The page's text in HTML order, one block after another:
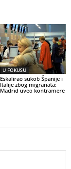
U FOKUSU
Eskalirao sukob Španije i
Italije zbog migranata:
Madrid uveo kontramere